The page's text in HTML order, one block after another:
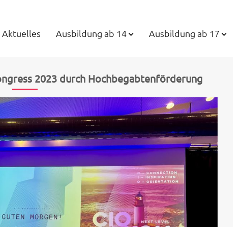
Aktuelles Ausbildung ab 14 Ausbildung ab 17
2023 durch Hochbegabtenförderung